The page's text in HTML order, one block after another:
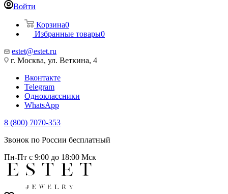
Войти
Корзина0
Избранные товары0
estet@estet.ru
г. Москва, ул. Веткина, 4
Вконтакте
Telegram
Одноклассники
WhatsApp
8 (800) 7070-353
Звонок по России бесплатный
Пн-Пт с 9:00 до 18:00 Мск